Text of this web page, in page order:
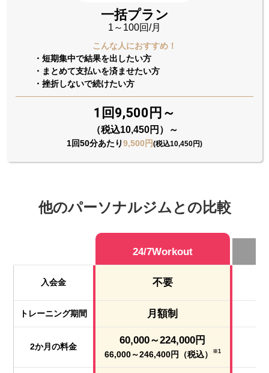
一括プラン
1～100回/月
こんな人におすすめ！
・短期集中で結果を出したい方
・まとめて支払いを済ませたい方
・挫折しないで続けたい方
1回9,500円～
（税込10,450円）～
1回50分あたり9,500円(税込10,450円)
他のパーソナルジムとの比較
24/7Workout
入会金 不要
トレーニング期間 月額制
2か月の料金
60,000～224,000円
66,000～246,400円（税込） ※1